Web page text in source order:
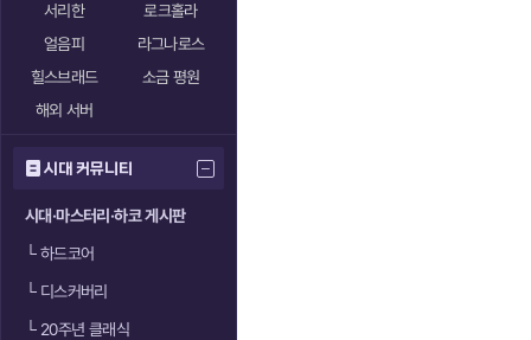
서리한
로크홀라
얼음피
라그나로스
힐스브래드
소금 평원
해외 서버
시대 커뮤니티
시대·마스터리·하코 게시판
└하드코어
└디스커버리
└20주년 클래식